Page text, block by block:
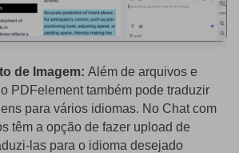
de Imagem: Além de arquivos e
PDFelement também pode traduzir
para vários idiomas. No Chat com
têm a opção de fazer upload de
las para o idioma desejado